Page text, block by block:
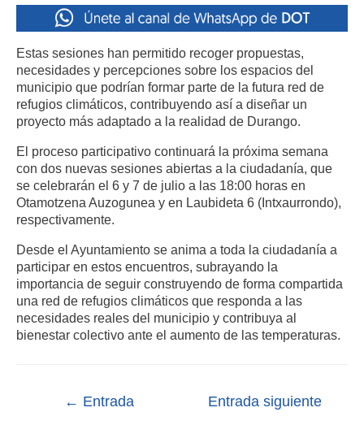
Estas sesiones han permitido recoger propuestas,
necesidades y percepciones sobre los espacios del
municipio que podrían formar parte de la futura red de
refugios climáticos, contribuyendo así a diseñar un
proyecto más adaptado a la realidad de Durango.
El proceso participativo continuará la próxima semana
con dos nuevas sesiones abiertas a la ciudadanía, que
se celebrarán el 6 y 7 de julio a las 18:00 horas en
Otamotzena Auzogunea y en Laubideta 6 (Intxaurrondo),
respectivamente.
Desde el Ayuntamiento se anima a toda la ciudadanía a
participar en estos encuentros, subrayando la
importancia de seguir construyendo de forma compartida
una red de refugios climáticos que responda a las
necesidades reales del municipio y contribuya al
bienestar colectivo ante el aumento de las temperaturas.
← Entrada
Entrada siguiente